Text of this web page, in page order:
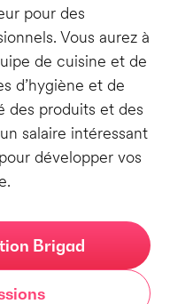
pour des
Vous aurez à
de cuisine et de
d’hygiène et de
des produits et des
salaire intéressant
développer vos
Brigad